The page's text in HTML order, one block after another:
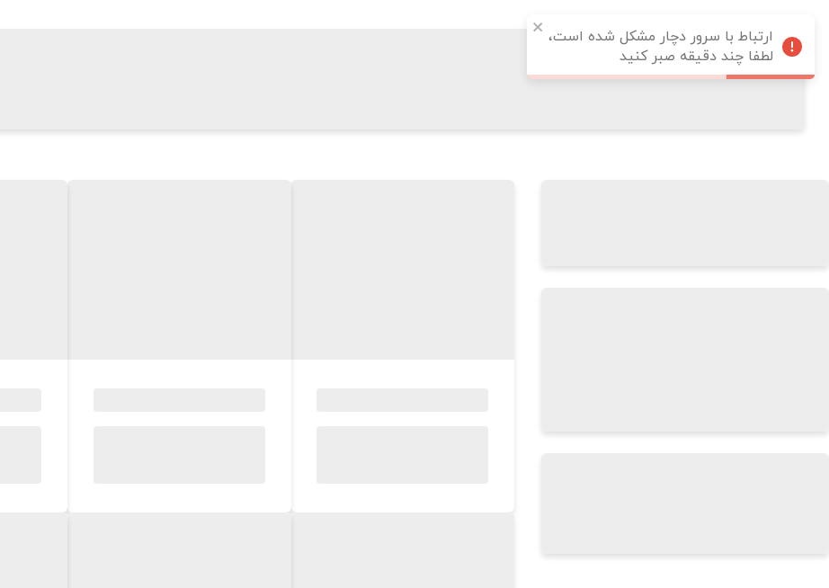
ارتباط با سرور دچار مشکل شده است،
لطفا چند دقیقه صبر کنید